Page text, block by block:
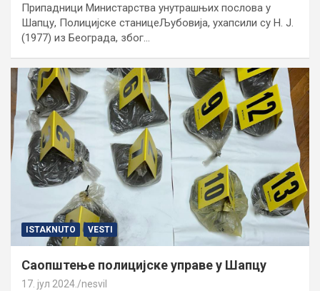
Припадници Министарства унутрашњих послова у
Шапцу, Полицијске станицеЉубовија, ухапсили су Н. Ј.
(1977) из Београда, због…
ISTAKNUTO VESTI
Саопштење полицијске управе у Шапцу
17. јул 2024. nesvil